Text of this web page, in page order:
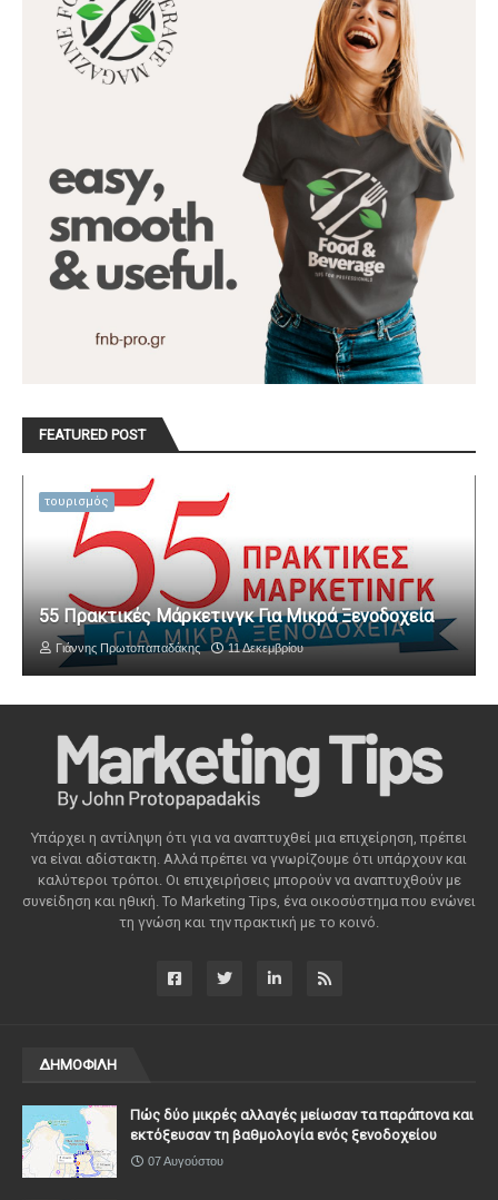
FEATURED POST
τουρισμός
55 Πρακτικές Μάρκετινγκ Για Μικρά Ξενοδοχεία
Γιάννης Πρωτοπαπαδάκης 11 Δεκεμβρίου
Υπάρχει η αντίληψη ότι για να αναπτυχθεί μια επιχείρηση, πρέπει
να είναι αδίστακτη. Αλλά πρέπει να γνωρίζουμε ότι υπάρχουν και
καλύτεροι τρόποι. Οι επιχειρήσεις μπορούν να αναπτυχθούν με
συνείδηση ​​και ηθική. Το Marketing Tips, ένα οικοσύστημα που ενώνει
τη γνώση και την πρακτική με το κοινό.
ΔΗΜΟΦΙΛΗ
Πώς δύο μικρές αλλαγές μείωσαν τα παράπονα και
εκτόξευσαν τη βαθμολογία ενός ξενοδοχείου
07 Αυγούστου